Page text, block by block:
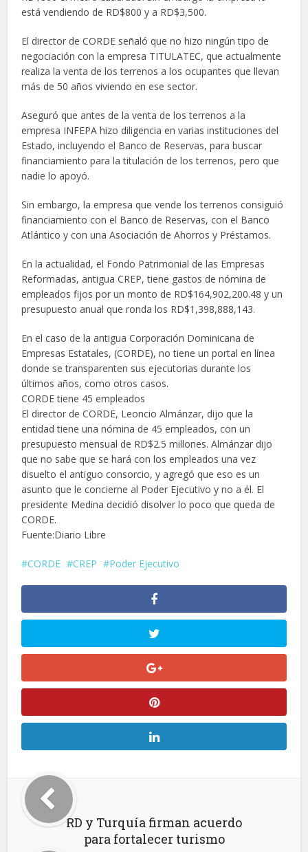
está vendiendo de RD$800 y a RD$3,500.
El director de CORDE señaló que no hizo ningún tipo de
negociación con la empresa TITULATEC, que actualmente
realiza la venta de los terrenos a los ocupantes que llevan
más de 50 años viviendo en ese sector.
Aseguró que antes de la venta de los terrenos a la
empresa INFEPA hizo diligencia en varias instituciones del
Estado, incluyendo el Banco de Reservas, para buscar
financiamiento para la titulación de los terrenos, pero que
nadie lo apoyó.
Sin embargo, la empresa que vende los terrenos consiguió
financiamiento con el Banco de Reservas, con el Banco
Atlántico y con una Asociación de Ahorros y Préstamos.
En la actualidad, el Fondo Patrimonial de las Empresas
Reformadas, antigua CREP, tiene gastos de nómina de
empleados fijos por un monto de RD$164,902,200.48 y un
presupuesto anual que ronda los RD$1,398,888,143.
En el caso de la antigua Corporación Dominicana de
Empresas Estatales, (CORDE), no tiene un portal en línea
donde se transparenten sus ejecutorias durante los
últimos años, como otros casos.
CORDE tiene 45 empleados
El director de CORDE, Leoncio Almánzar, dijo que la
entidad tiene una nómina de 45 empleados, con un
presupuesto mensual de RD$2.5 millones. Almánzar dijo
que no sabe que se hará con los empleados una vez
disuelto el antiguo consorcio, y agregó que eso es un
asunto que le concierne al Poder Ejecutivo y no a él. El
presidente Medina decidió disolver lo poco que queda de
CORDE.
Fuente:Diario Libre
CORDE CREP Poder Ejecutivo
RD y Turquía firman acuerdo
para fortalecer turismo